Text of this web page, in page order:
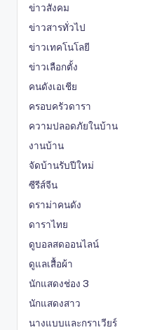
ข่าวสังคม
ข่าวสารทั่วไป
ข่าวเทคโนโลยี
ข่าวเลือกตั้ง
คนดังเอเชีย
ครอบครัวดารา
ความปลอดภัยในบ้าน
งานบ้าน
จัดบ้านรับปีใหม่
ซีรีส์จีน
ดราม่าคนดัง
ดาราไทย
ดูบอลสดออนไลน์
ดูแลเสื้อผ้า
นักแสดงช่อง 3
นักแสดงสาว
นางแบบและกราเวียร์